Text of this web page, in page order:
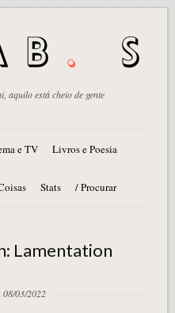
aquilo está cheio de gente
e TV Livros e Poesia
Stats / Procurar
Lamentation
08/03/2022